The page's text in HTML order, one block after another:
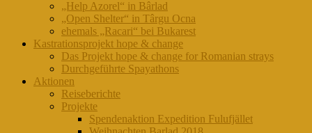
„Help Azorel“ in Bârlad
„Open Shelter“ in Târgu Ocna
ehemals „Racari“ bei Bukarest
Kastrationsprojekt hope & change
Das Projekt hope & change for Romanian strays
Durchgeführte Spayathons
Aktionen
Reiseberichte
Projekte
Spendenaktion Expedition Fulufjället